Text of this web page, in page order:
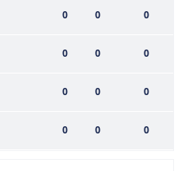
çerezlerle ilgili bilgi
0 0 0
0 0 0
0 0 0
0 0 0